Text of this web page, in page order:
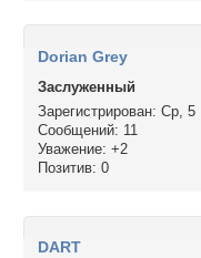
Dorian Grey
Заслуженный
Зарегистрирован: Ср, 5
Сообщений: 11
Уважение: +2
Позитив: 0
DART